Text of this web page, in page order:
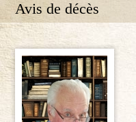
Avis de décès